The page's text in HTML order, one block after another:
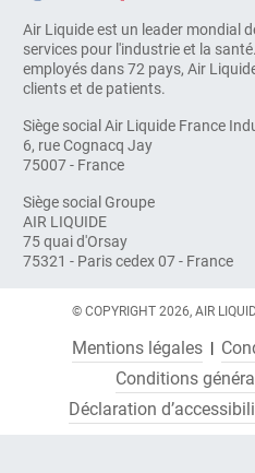
Air Liquide est un leader mondial
services pour l'industrie et la
employés dans 72 pays, Air
clients et de patients.
Siège social Air Liquide France
6, rue Cognacq Jay
75007 - France
Siège social Groupe
AIR LIQUIDE
75 quai d'Orsay
75321 - Paris cedex 07 - France
© COPYRIGHT 2026, AIR
Mentions légales
Conditions
Déclaration